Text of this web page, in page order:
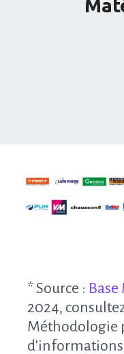
* Source : Base
2024,
Méthodologie
d'informations